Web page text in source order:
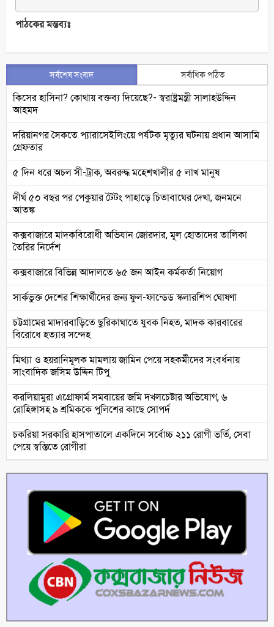
পাঠকের মন্তব্যঃ
সর্বশেষ সংবাদ সর্বাধিক পঠিত
কিসের হাসিনা? কোথায় বক্তব্য দিয়েছে?- স্বরাষ্ট্রমন্ত্রী সালাহউদ্দিন
আহমদ
দরিয়ানগর সৈকতে প্যারাসেইলিংয়ে পর্যটক মৃত্যুর ঘটনায় প্রধান আসামি
গ্রেফতার
৫ দিন ধরে অচল সী-ট্রাক, অবরুদ্ধ মহেশখালীর ৫ লাখ মানুষ
দীর্ঘ ৫০ বছর পর পেকুয়ার টৈটং পাহাড়ে চিতাবাঘের দেখা, জনমনে
আতঙ্ক
কক্সবাজারে মাদকবিরোধী অভিযান জোরদার, মূল হোতাদের তালিকা
তৈরির নির্দেশ
কক্সবাজারে বিভিন্ন আদালতে ৬৫ জন আইন কর্মকর্তা নিয়োগ
সার্কভুক্ত দেশের শিক্ষার্থীদের জন্য ফুল-ফান্ডেড স্কলারশিপ ঘোষণা
চট্টগ্রামের মাদারবাড়িতে ছুরিকাঘাতে যুবক নিহত, মাদক কারবারের
বিরোধে হত্যার সন্দেহ
মিথ্যা ও হয়রানিমূলক মামলায় জামিন পেয়ে সহকর্মীদের সংবর্ধনায়
সাংবাদিক জসিম উদ্দিন টিপু
করলিয়ামুরা এগ্রোফার্ম সমবায়ের জমি দখলচেষ্টার অভিযোগ, ৬
রোহিঙ্গাসহ ৯ শ্রমিককে পুলিশের কাছে সোপর্দ
চকরিয়া সরকারি হাসপাতালে একদিনে সর্বোচ্চ ২১১ রোগী ভর্তি, সেবা
পেয়ে স্বস্তিতে রোগীরা